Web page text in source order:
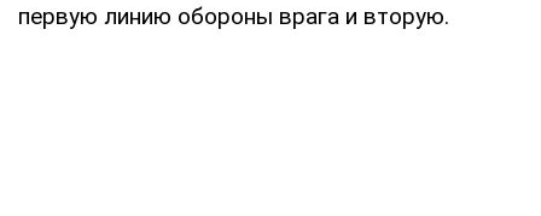
первую линию обороны врага и вторую.